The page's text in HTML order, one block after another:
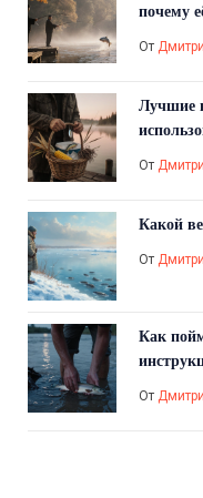
почему
От
Лучшие
От
Какой
От
Как
От